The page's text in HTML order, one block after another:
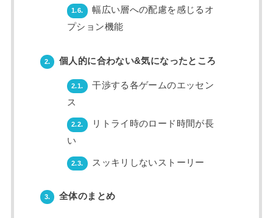
1.6.
幅広い層への配慮を感じるオ
プション機能
2. 個人的に合わない&気になったところ
2.1.
干渉する各ゲームのエッセン
ス
2.2.
リトライ時のロード時間が長
い
2.3. スッキリしないストーリー
3. 全体のまとめ